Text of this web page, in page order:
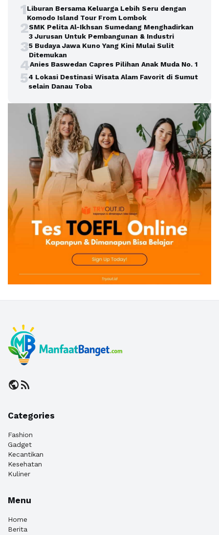
1Liburan Bersama Keluarga Lebih Seru dengan
Komodo Island Tour From Lombok
2SMK Pelita Al-Ikhsan Sumedang Menghadirkan
3 Jurusan Untuk Pembangunan & Industri
35 Budaya Jawa Kuno Yang Kini Mulai Sulit
Ditemukan
4Anies Baswedan Capres Pilihan Anak Muda No. 1
54 Lokasi Destinasi Wisata Alam Favorit di Sumut
selain Danau Toba
publicrss_feed
Categories
Fashion
Gadget
Kecantikan
Kesehatan
Kuliner
Menu
Home
Berita